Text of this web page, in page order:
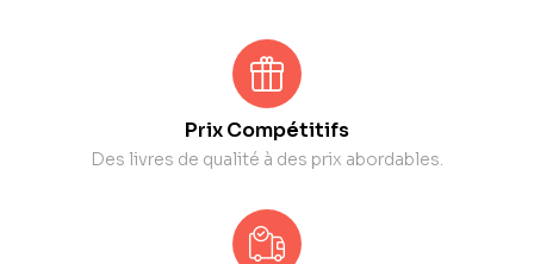
Prix Compétitifs
Des livres de qualité à des prix abordables.